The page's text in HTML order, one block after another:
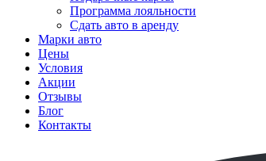
Программа лояльности
Сдать авто в аренду
Марки авто
Цены
Условия
Акции
Отзывы
Блог
Контакты